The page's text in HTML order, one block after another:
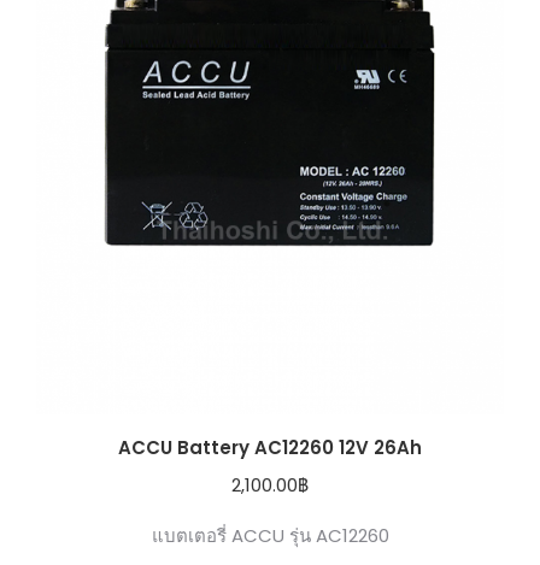
ACCU Battery AC12260 12V 26Ah
2,100.00฿
แบตเตอรี่ ACCU รุ่น AC12260